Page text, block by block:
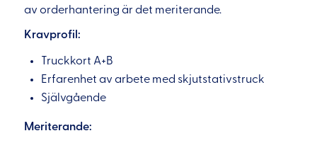
av orderhantering är det meriterande.
Kravprofil:
Truckkort A+B
Erfarenhet av arbete med skjutstativstruck
Självgående
Meriterande: